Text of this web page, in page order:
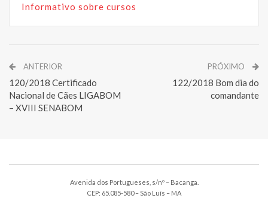
Informativo sobre cursos
ANTERIOR
120/2018 Certificado
Nacional de Cães LIGABOM
– XVIII SENABOM
PRÓXIMO
122/2018 Bom dia do
comandante
Avenida dos Portugueses, s/nº – Bacanga.
CEP: 65.085-580 – São Luís – MA